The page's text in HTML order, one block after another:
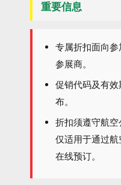
重要信息
专属折扣面向
参展商。
促销代码及有
布。
折扣须遵守航空
仅适用于通过
在线预订。